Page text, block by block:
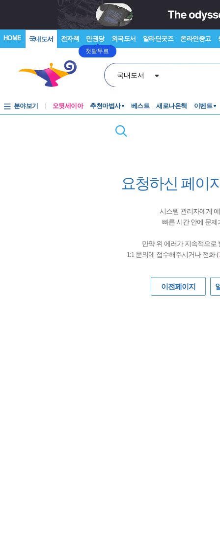
HOME 국내도서 전자책 만권당
첫달무료
외국도서 알라딘굿즈 온라인중고
국내도서
분야보기 오뒷세이아 추천마법사 베스트 새로나온책 이벤트
요청하신 페이
시스템 관리자에게
빠른 시간 안에 문
만약 위 에러가 지속적으로
1:1 문의에 접수해주시거나 전화 (
이전페이지